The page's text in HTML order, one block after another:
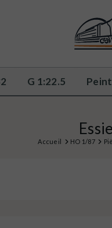
G 1:22.5
Accueil HO 1/87